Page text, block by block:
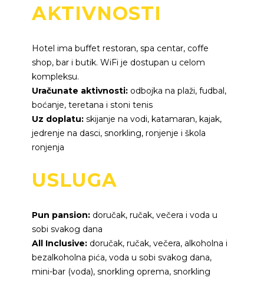
AKTIVNOSTI
Hotel ima buffet restoran, spa centar, coffe
shop, bar i butik. WiFi je dostupan u celom
kompleksu.
Uračunate aktivnosti: odbojka na plaži, fudbal,
boćanje, teretana i stoni tenis
Uz doplatu: skijanje na vodi, katamaran, kajak,
jedrenje na dasci, snorkling, ronjenje i škola
ronjenja
USLUGA
Pun pansion: doručak, ručak, večera i voda u
sobi svakog dana
All Inclusive: doručak, ručak, večera, alkoholna i
bezalkoholna pića, voda u sobi svakog dana,
mini-bar (voda), snorkling oprema, snorkling